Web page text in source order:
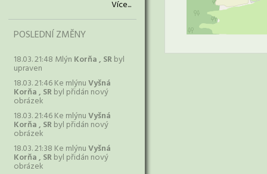
Více...
POSLEDNÍ ZMĚNY
18.03. 21:48 Mlýn Korňa , SRbyl
upraven
18.03. 21:46 Ke mlýnuVyšná
Korňa , SRbyl přidán nový
obrázek
18.03. 21:46 Ke mlýnuVyšná
Korňa , SRbyl přidán nový
obrázek
18.03. 21:38 Ke mlýnuVyšná
Korňa , SRbyl přidán nový
obrázek